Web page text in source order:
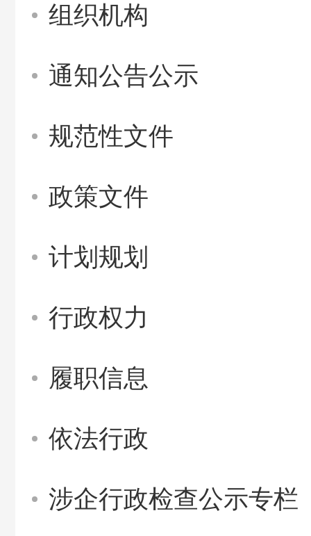
组织机构
通知公告公示
规范性文件
政策文件
计划规划
行政权力
履职信息
依法行政
涉企行政检查公示专栏